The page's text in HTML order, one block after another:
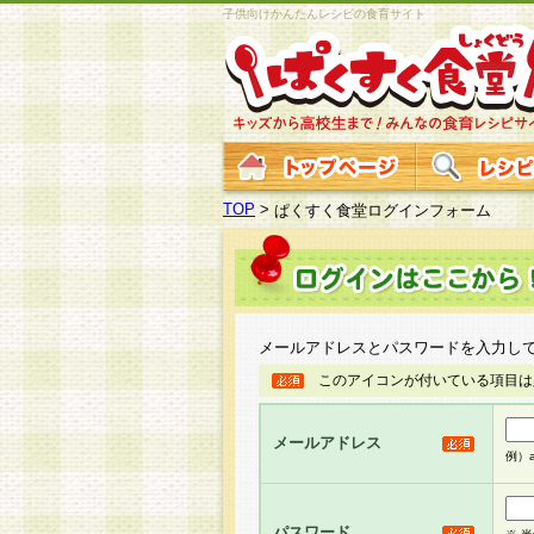
子供向けかんたんレシピの食育サイト
TOP >ぱくすく食堂ログインフォーム
メールアドレスとパスワードを入力し
このアイコンが付いている項目
メールアドレス
例）